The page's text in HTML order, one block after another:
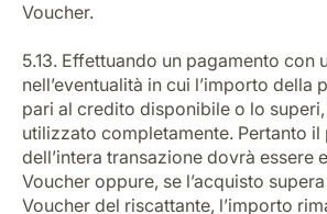
Voucher.
5.13. Effettuando un pagamento con
nell’eventualità in cui l’importo della
pari al credito disponibile o lo
utilizzato completamente. Pertanto il
dell’intera transazione dovrà essere
Voucher oppure, se l’acquisto
Voucher del riscattante, l’importo